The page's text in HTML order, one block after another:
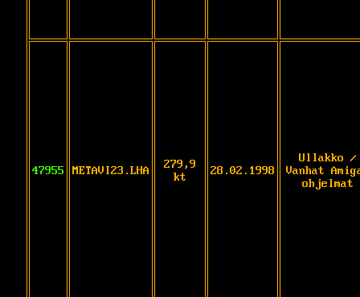
47955 METAVI23.LHA
279,9
kt
28.02.1998
Ullakko /
Vanhat
ohjelmat